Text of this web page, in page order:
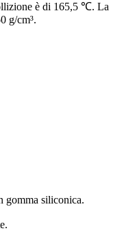
è di 165,5 ℃. La
g/cm³.
​​gomma siliconica.